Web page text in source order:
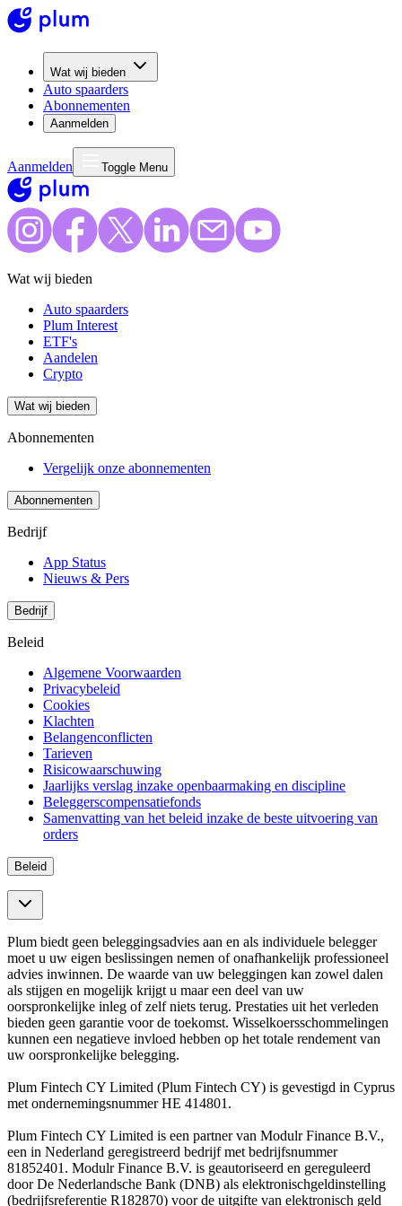
Wat wij bieden
Auto spaarders
Abonnementen
Aanmelden
Aanmelden Toggle Menu
Wat wij bieden
Auto spaarders
Plum Interest
ETF's
Aandelen
Crypto
Wat wij bieden
Abonnementen
Vergelijk onze abonnementen
Abonnementen
Bedrijf
App Status
Nieuws & Pers
Bedrijf
Beleid
Algemene Voorwaarden
Privacybeleid
Cookies
Klachten
Belangenconflicten
Tarieven
Risicowaarschuwing
Jaarlijks verslag inzake openbaarmaking en discipline
Beleggerscompensatiefonds
Samenvatting van het beleid inzake de beste uitvoering van
orders
Beleid
Plum biedt geen beleggingsadvies aan en als individuele belegger
moet u uw eigen beslissingen nemen of onafhankelijk professioneel
advies inwinnen. De waarde van uw beleggingen kan zowel dalen
als stijgen en mogelijk krijgt u maar een deel van uw
oorspronkelijke inleg of zelf niets terug. Prestaties uit het verleden
bieden geen garantie voor de toekomst. Wisselkoersschommelingen
kunnen een negatieve invloed hebben op het totale rendement van
uw oorspronkelijke belegging.
Plum Fintech CY Limited (Plum Fintech CY) is gevestigd in Cyprus
met ondernemingsnummer HE 414801.
Plum Fintech CY Limited is een partner van Modulr Finance B.V.,
een in Nederland geregistreerd bedrijf met bedrijfsnummer
81852401. Modulr Finance B.V. is geautoriseerd en gereguleerd
door De Nederlandsche Bank (DNB) als elektronischgeldinstelling
(bedrijfsreferentie R182870) voor de uitgifte van elektronisch geld